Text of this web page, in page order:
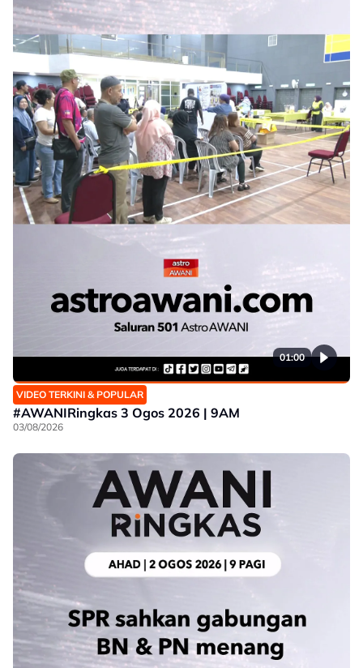
01:00
VIDEO TERKINI & POPULAR
#AWANIRingkas 3 Ogos 2026 | 9AM
03/08/2026